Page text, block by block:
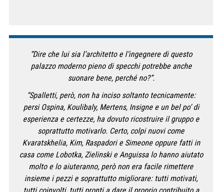
“Dire che lui sia l’architetto e l’ingegnere di questo
palazzo moderno pieno di specchi potrebbe anche
suonare bene, perché no?”.
“Spalletti, però, non ha inciso soltanto tecnicamente:
persi Ospina, Koulibaly, Mertens, Insigne e un bel po’ di
esperienza e certezze, ha dovuto ricostruire il gruppo e
soprattutto motivarlo. Certo, colpi nuovi come
Kvaratskhelia, Kim, Raspadori e Simeone oppure fatti in
casa come Lobotka, Zielinski e Anguissa lo hanno aiutato
molto e lo aiuteranno, però non era facile rimettere
insieme i pezzi e soprattutto migliorare: tutti motivati,